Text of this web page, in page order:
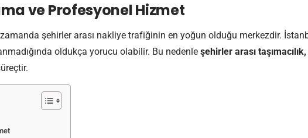
ve Profesyonel Hizmet
şehirler arası nakliye trafiğinin en yoğun olduğu merkezdir.
oldukça yorucu olabilir. Bu nedenle şehirler arası taşımacılık,